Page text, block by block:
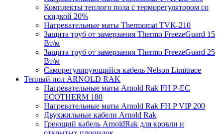
Комплекты теплого пола с терморегулятором со
скидкой 20%
Нагревательные маты Thermomat TVK-210
Защита труб от замерзания Thermo FreezeGuard 15
Вт/м
Защита труб от замерзания Thermo FreezeGuard 25
Вт/м
Саморегулирующийся кабель Nelson Limitrace
Теплый пол ARNOLD RAK
Нагревательные маты Arnold Rak FH P-EC
ECOTHERM 180
Нагревательные маты Arnold Rak FH P VIP 200
Двухжильные кабели Arnold Rak
Греющий кабель ArnoldRak для кровли и